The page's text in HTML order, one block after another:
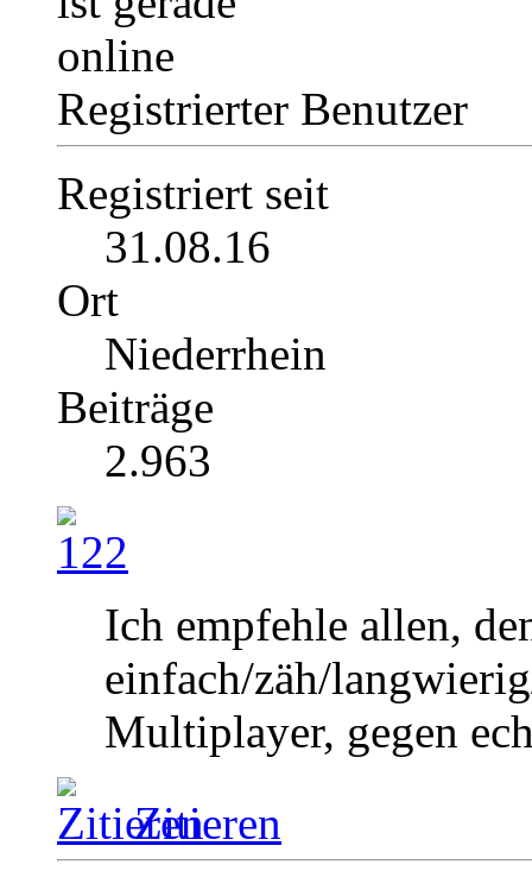
Registrierter Benutzer
Registriert seit
31.08.16
Ort
Niederrhein
Beiträge
2.963
Ich empfehle allen,
einfach/zäh/
Multiplayer, gegen
Zitieren